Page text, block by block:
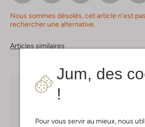
Jum, des
!
Pour vous servir au mieux, nous
Nous sommes désolés, cet article n'est
rechercher une alternative.
Articles similaires
Choisissez vous-même votre